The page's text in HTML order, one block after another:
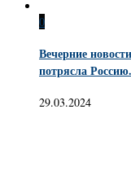
0
Вечерние
потрясла Россию.
29.03.2024